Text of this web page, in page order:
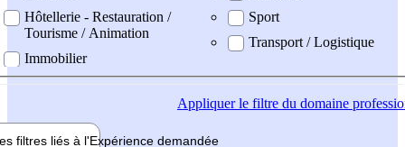
Hôtellerie - Restauration /
Tourisme / Animation
Immobilier
Sport
Transport / Logistique
Appliquerle filtre du domaine
filtres liés à l'Expérience demandée